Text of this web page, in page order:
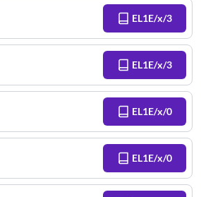
EL1E/x/3
EL1E/x/3
EL1E/x/0
EL1E/x/0